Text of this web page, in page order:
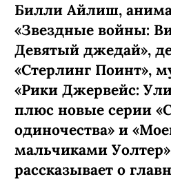
Билли Айлиш,
«Звездные войны:
Девятый джедай»,
«Стерлинг Поинт»,
«Рики Джервейс:
плюс новые серии
одиночества» и
мальчиками
рассказывает о